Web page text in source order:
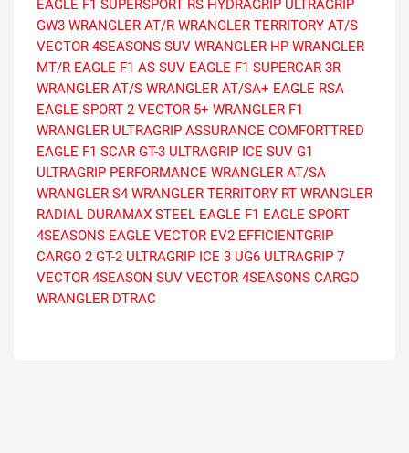
EAGLE F1 SUPERSPORT RS HYDRAGRIP ULTRAGRIP
GW3 WRANGLER AT/R WRANGLER TERRITORY AT/S
VECTOR 4SEASONS SUV WRANGLER HP WRANGLER
MT/R EAGLE F1 AS SUV EAGLE F1 SUPERCAR 3R
WRANGLER AT/S WRANGLER AT/SA+ EAGLE RSA
EAGLE SPORT 2 VECTOR 5+ WRANGLER F1
WRANGLER ULTRAGRIP ASSURANCE COMFORTTRED
EAGLE F1 SCAR GT-3 ULTRAGRIP ICE SUV G1
ULTRAGRIP PERFORMANCE WRANGLER AT/SA
WRANGLER S4 WRANGLER TERRITORY RT WRANGLER
RADIAL DURAMAX STEEL EAGLE F1 EAGLE SPORT
4SEASONS EAGLE VECTOR EV2 EFFICIENTGRIP
CARGO 2 GT-2 ULTRAGRIP ICE 3 UG6 ULTRAGRIP 7
VECTOR 4SEASON SUV VECTOR 4SEASONS CARGO
WRANGLER DTRAC